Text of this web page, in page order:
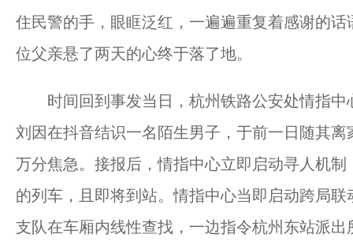
住民警的手，眼眶泛红，一遍遍重复着感谢的
位父亲悬了两天的心终于落了地。
时间回到事发当日，杭州铁路公安处情指中
刘因在抖音结识一名陌生男子，于前一日随其
万分焦急。接报后，情指中心立即启动寻人机
的列车，且即将到站。情指中心当即启动跨局
支队在车厢内线性查找，一边指令杭州东站派